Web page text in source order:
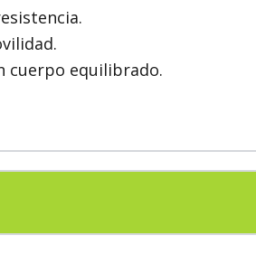
cuerpo equilibrado.